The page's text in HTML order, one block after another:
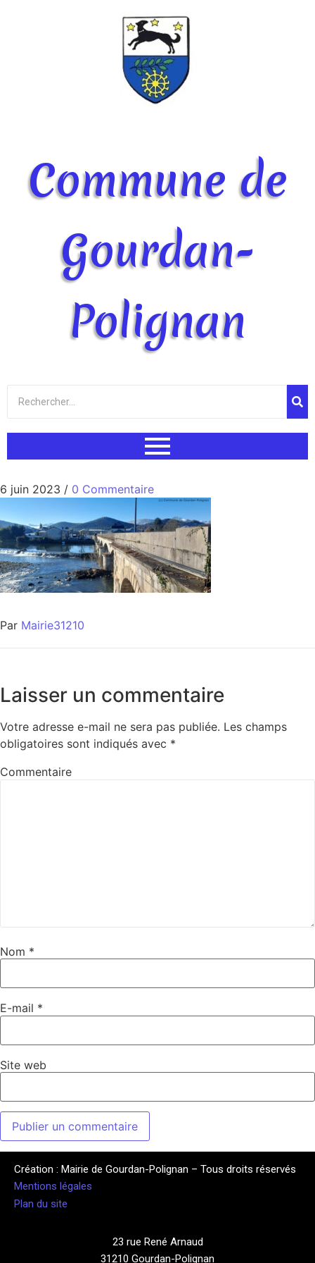
Commune de
Gourdan-
Polignan
6 juin 2023 / 0 Commentaire
Par Mairie31210
Laisser un commentaire
Votre adresse e-mail ne sera pas publiée. Les champs
obligatoires sont indiqués avec *
Commentaire
Nom *
E-mail *
Site web
Création : Mairie de Gourdan-Polignan – Tous droits réservés
Mentions légales
Plan du site
23 rue René Arnaud
31210 Gourdan-Polignan